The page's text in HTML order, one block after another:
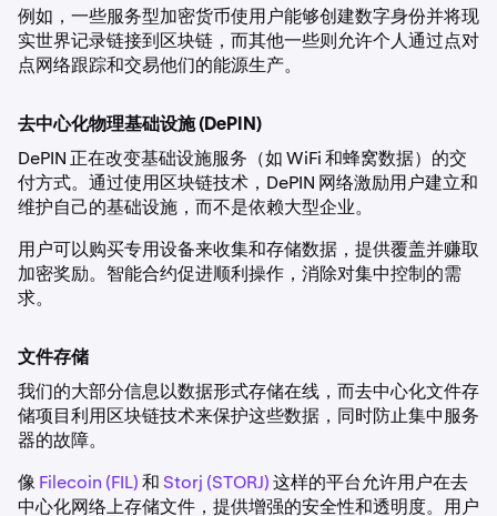
例如，一些服务型加密货币使用户能够创建数字身份并将现
实世界记录链接到区块链，而其他一些则允许个人通过点对
点网络跟踪和交易他们的能源生产。
去中心化物理基础设施 (DePIN)
DePIN 正在改变基础设施服务（如 WiFi 和蜂窝数据）的交
付方式。通过使用区块链技术，DePIN 网络激励用户建立和
维护自己的基础设施，而不是依赖大型企业。
用户可以购买专用设备来收集和存储数据，提供覆盖并赚取
加密奖励。智能合约促进顺利操作，消除对集中控制的需
求。
文件存储
我们的大部分信息以数据形式存储在线，而去中心化文件存
储项目利用区块链技术来保护这些数据，同时防止集中服务
器的故障。
像 Filecoin (FIL)和 Storj (STORJ)这样的平台允许用户在去
中心化网络上存储文件，提供增强的安全性和透明度。用户